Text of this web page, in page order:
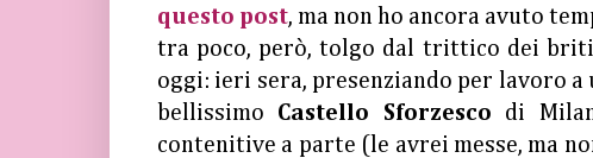
questo post, ma non ho ancora avuto
tra poco, però, tolgo dal trittico dei
oggi: ieri sera, presenziando per lavoro
bellissimo Castello Sforzesco di
contenitive a parte (le avrei messe, ma